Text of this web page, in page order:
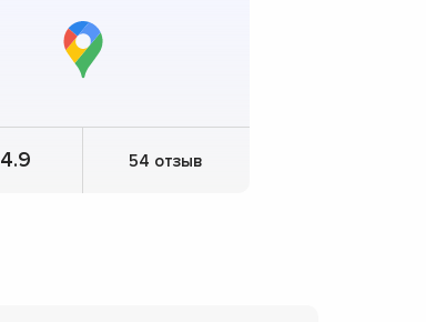
4.9 54 отзыв